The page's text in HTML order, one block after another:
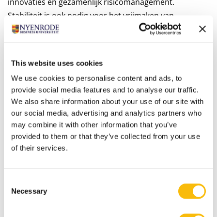
This website uses cookies
We use cookies to personalise content and ads, to
provide social media features and to analyse our traffic.
We also share information about your use of our site with
our social media, advertising and analytics partners who
may combine it with other information that you’ve
provided to them or that they’ve collected from your use
of their services.
Selection
Necessary
Stabiliteit is ook nodig voor het vrijmaken van
wederzijdse investeringen. Langjarige afspraken stellen
ons in staat om te leren van elkaar en om het leergeld
Niet zozeer de contracten, de regelgeving en de
directieven van hogerhand bepalen hoe mensen met
elkaar omgaan maar vooral ook de wederzijdse
overtuigingen, normen en waarden. Het is daarom van
belang om elkaars kernwaarden goed te begrijpen. Bij
logistieke samenwerking gaat het dan met name over
over eens zal zijn. Maar helaas is het zo dat